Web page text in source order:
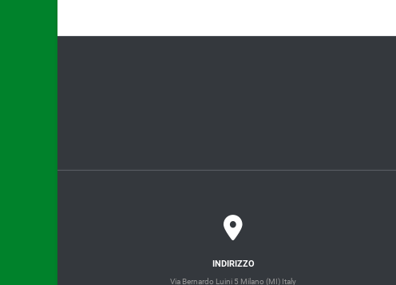
INDIRIZZO
Via Bernardo Luini 5 Milano (MI) Italy